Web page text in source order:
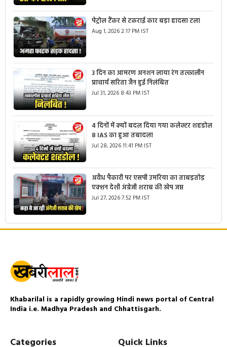
पेट्रोल टैंकर से टकराई कार बड़ा हादसा टला
Aug 1, 2026 2:17 PM IST
3 दिन का आमरण अनशन लाया रंग तत्कालीन
प्राचार्य सरिता जैन हुई निलंबित
Jul 31, 2026 8:43 PM IST
4 दिनों में क्यों बदल दिया गया कलेक्टर शहडोल
8 IAS का हुआ तबादला
Jul 28, 2026 11:41 PM IST
अवैध पैकारी पर एसपी उमरिया का ताबड़तोड़
एक्शन देशी अंग्रेजी शराब की खेप जप्त
Jul 27, 2026 7:52 PM IST
Khabarilal is a rapidly growing Hindi news portal of Central
India i.e. Madhya Pradesh and Chhattisgarh.
Categories Quick Links